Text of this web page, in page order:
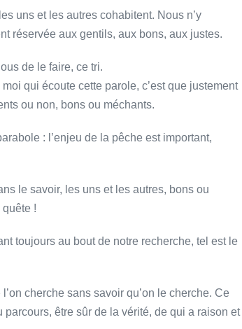
uns et les autres cohabitent. Nous n’y
réservée aux gentils, aux bons, aux justes.
de le faire, ce tri.
qui écoute cette parole, c’est que justement
ou non, bons ou méchants.
: l’enjeu de la pêche est important,
le savoir, les uns et les autres, bons ou
!
toujours au bout de notre recherche, tel est le
cherche sans savoir qu’on le cherche. Ce
être sûr de la vérité, de qui a raison et